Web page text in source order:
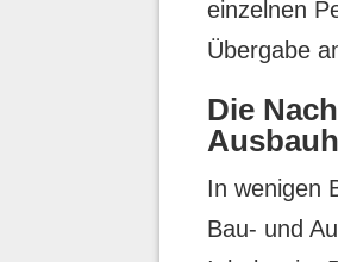
einzelnen
Übergabe
Die
In wenigen
Bau- und